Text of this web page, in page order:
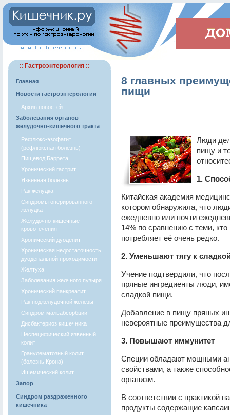
:: Гастроэнтерология ::
Главная
Новости гастроэнтерологии
Архив новостей
Заболевания органов
желудочно-кишечного тракта
Рефлюкс-эзофагит
(рефлюксная болезнь)
Пищевод Баррета
Хронический гастрит
Язвенная болезнь
Рак желудка
Синдромы оперированного
желудка
Желудочно-кишечные
кровотечения
Хронический дуоденит
Хроническая недостаточность
дуоденальной проходимости
Желтуха
Заболевания желчного пузыря
Хронический панкреатит
Рак поджелудочной железы
Синдром мальабсорбции
Дисбактериоз кишечника
Неспецифический язвенный
колит
Гранулематозный колит
(болезнь Крона)
Ишемический колит
Запор
Синдром раздраженного
кишечника
8 главных
пищи
Люди
пищу и
1.
Китайская академия
котором обнаружила, что
ежедневно или почти
14% по сравнению с теми,
потребляет её очень редко.
2. Уменьшают тягу к
Учение подтвердили, что
пряные ингредиенты люди,
сладкой пищи.
Добавление в пищу пряных
невероятные преимущества
3. Повышают иммунитет
Специи обладают мощными
свойствами, а также
организм.
В соответствии с практикой
продукты содержащие